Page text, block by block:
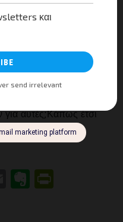
ο ΟΤΕΚ το ξέρει;
ενός δημόσιου
χωρίς να το γνωρίζει
απαραίτητη εισήγηση και
για αυτές;Κάπως έτσι
EmailEvernote